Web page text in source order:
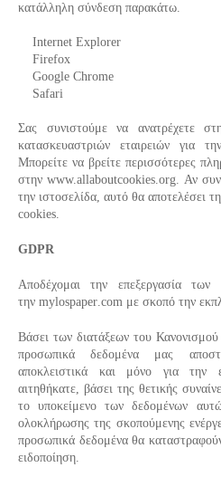
κατάλληλη σύνδεση παρακάτω.
Internet Explorer
Firefox
Google Chrome
Safari
Σας συνιστούμε να ανατρέχετε
κατασκευαστριών εταιρειών για
Μπορείτε να βρείτε περισσότερες
στην www.allaboutcookies.org. Αν
την ιστοσελίδα, αυτό θα αποτελέσει
cookies.
GDPR
Αποδέχομαι την επεξεργασία
την mylospaper.com με σκοπό την
Βάσει των διατάξεων του
προσωπικά δεδομένα μας
αποκλειστικά και μόνο για
αιτηθήκατε, βάσει της θετικής
το υποκείμενο των δεδομένων
ολοκλήρωσης της σκοπούμενης
προσωπικά δεδομένα θα
ειδοποίηση.